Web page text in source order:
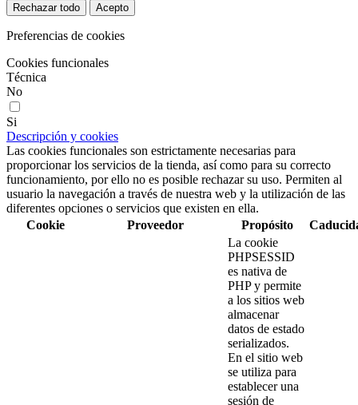
Rechazar todo Acepto
Preferencias de cookies
Cookies funcionales
Técnica
No
Si
Descripción y cookies
Las cookies funcionales son estrictamente necesarias para
proporcionar los servicios de la tienda, así como para su correcto
funcionamiento, por ello no es posible rechazar su uso. Permiten al
usuario la navegación a través de nuestra web y la utilización de las
diferentes opciones o servicios que existen en ella.
Cookie
Proveedor Propósito
La cookie
PHPSESSID
es nativa de
PHP y permite
a los sitios web
almacenar
datos de estado
serializados.
En el sitio web
se utiliza para
establecer una
sesión de